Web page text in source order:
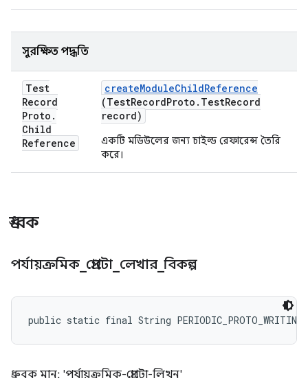
সুরক্ষিত পদ্ধতি
Test
Record
Proto .
Child
Reference
createModuleChildReference
(TestRecordProto . TestRecord
record)
একটি মডিউলের জন্য চাইল্ড রেফারেন্স তৈরি
করে।
ধ্রুবক
পর্যায়ক্রমিক_ প্রোটো_ লেখার_বিকল্প
public static final String
ধ্রুবক মান: 'পর্যায়ক্রমিক-প্রোটো-লিখন'